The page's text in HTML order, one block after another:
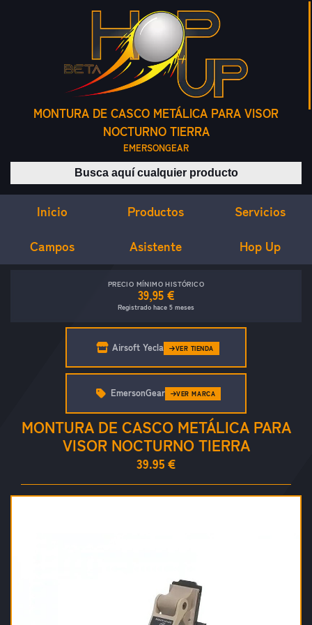
MONTURA DE CASCO METÁLICA PARA VISOR
NOCTURNO TIERRA
EMERSONGEAR
Buscar productos
Inicio Productos Servicios
Campos Asistente Hop Up
PRECIO MÍNIMO HISTÓRICO
39,95 €
Registrado hace 5 meses
Airsoft Yecla VER TIENDA
MONTURA DE CASCO METÁLICA PARA
VISOR NOCTURNO TIERRA
39.95 €
EmersonGear VER MARCA